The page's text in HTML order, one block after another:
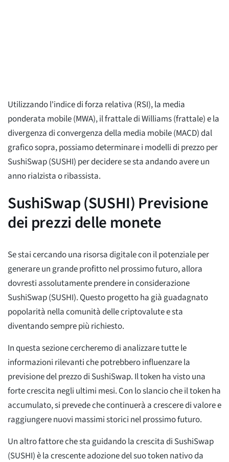
Utilizzando l'indice di forza relativa (RSI), la media
ponderata mobile (MWA), il frattale di Williams (frattale) e la
divergenza di convergenza della media mobile (MACD) dal
grafico sopra, possiamo determinare i modelli di prezzo per
SushiSwap (SUSHI) per decidere se sta andando avere un
anno rialzista o ribassista.
SushiSwap (SUSHI) Previsione
dei prezzi delle monete
Se stai cercando una risorsa digitale con il potenziale per
generare un grande profitto nel prossimo futuro, allora
dovresti assolutamente prendere in considerazione
SushiSwap (SUSHI). Questo progetto ha già guadagnato
popolarità nella comunità delle criptovalute e sta
diventando sempre più richiesto.
In questa sezione cercheremo di analizzare tutte le
informazioni rilevanti che potrebbero influenzare la
previsione del prezzo di SushiSwap. Il token ha visto una
forte crescita negli ultimi mesi. Con lo slancio che il token ha
accumulato, si prevede che continuerà a crescere di valore e
raggiungere nuovi massimi storici nel prossimo futuro.
Un altro fattore che sta guidando la crescita di SushiSwap
(SUSHI) è la crescente adozione del suo token nativo da